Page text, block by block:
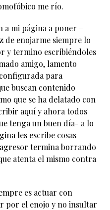
me río.
a mi página a poner –
de enojarme siempre lo
y termino escribiéndoles
amigo, lamento
para
buscan contenido
que se ha delatado con
aquí y ahora todos
tenga un buen día- a lo
les escribe cosas
termina borrando
atenta el mismo contra
es actuar con
por el enojo y no insultar